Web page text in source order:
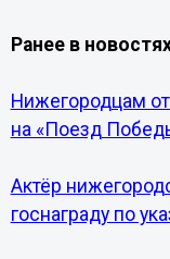
Ранее в
Нижегородцам
на «Поезд
Актёр
госнаграду по